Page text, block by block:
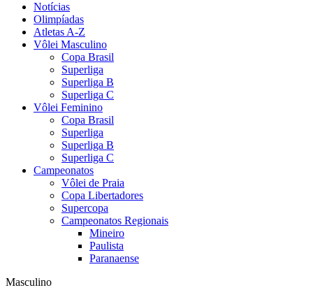
Notícias
Olimpíadas
Atletas A-Z
Vôlei Masculino
Copa Brasil
Superliga
Superliga B
Superliga C
Vôlei Feminino
Copa Brasil
Superliga
Superliga B
Superliga C
Campeonatos
Vôlei de Praia
Copa Libertadores
Supercopa
Campeonatos Regionais
Mineiro
Paulista
Paranaense
Masculino